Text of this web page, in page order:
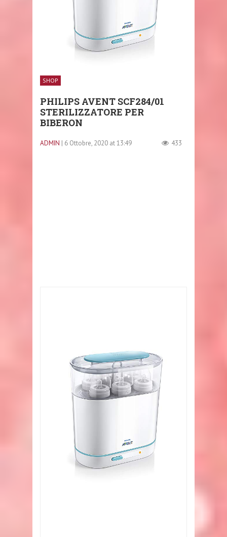
SHOP
PHILIPS AVENT SCF284/01
STERILIZZATORE PER
BIBERON
ADMIN | 6 Ottobre, 2020 at 13:49 433